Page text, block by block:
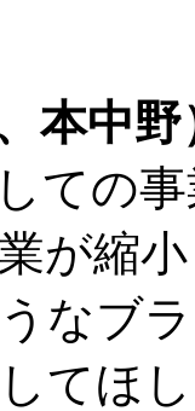
本中野
ての
が縮
なブ
てほ